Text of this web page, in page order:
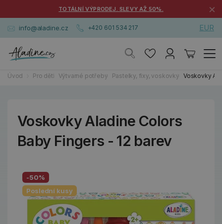
TOTÁLNÍ VÝPRODEJ. SLEVY AŽ 50%. ×
info@aladine.cz +420 601 534 217 EUR
Úvod Pro děti Výtvarné potřeby Pastelky, fixy, voskovky Voskovky
Voskovky Aladine Colors
Baby Fingers - 12 barev
-50%
Poslední kusy